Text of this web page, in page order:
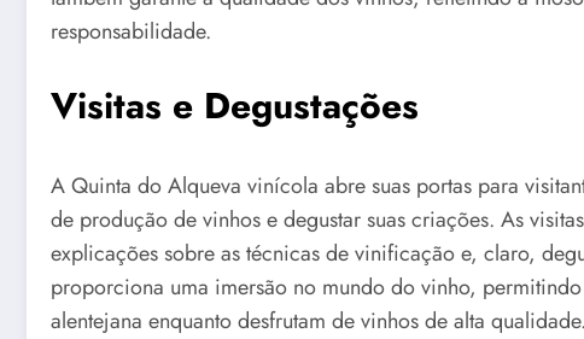
responsabilidade.
Visitas e Degustações
A Quinta do Alqueva vinícola abre suas portas para
de produção de vinhos e degustar suas criações. As
explicações sobre as técnicas de vinificação e, claro,
proporciona uma imersão no mundo do vinho,
alentejana enquanto desfrutam de vinhos de alta qualidade.